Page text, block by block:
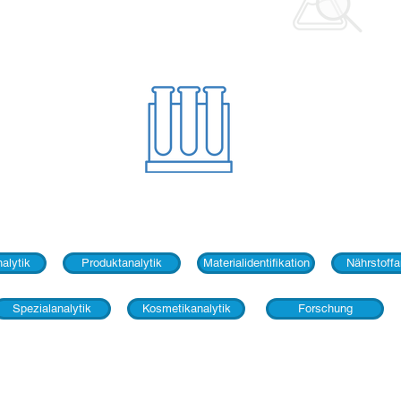
Produktanalytik Materialidentifikation
Spezialanalytik Kosmetikanalytik Forschung